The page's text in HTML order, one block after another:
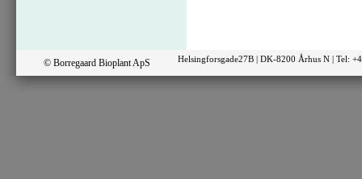
© Borregaard Bioplant ApS Helsingforsgade27B | DK-8200 Århus N | Tel: